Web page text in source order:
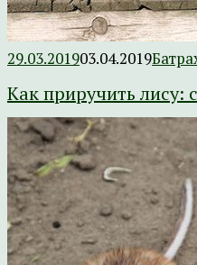
29.03.201903.04.2019
Как приручить лису: